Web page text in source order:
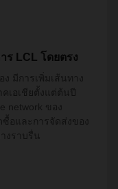
ร LCL โดยตรง
มีการเพิ่มเส้นทาง
คเอเชียตั้งแต่ต้นปี
network
ของ
ซื้อ และการจัดส่งของ
งราบรื่น